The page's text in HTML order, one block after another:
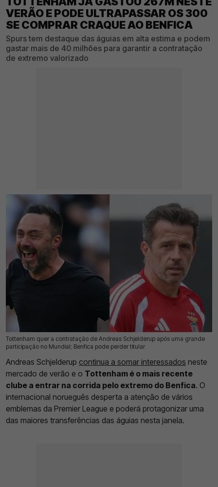
VERÃO E PODE ULTRAPASSAR OS 300
SE COMPRAR CRAQUE AO BENFICA
Spurs tem destaque das águias em alta estima e podem
gastar mais de 40 milhões para garantir a contratação
de extremo valorizado
Tottenham quer a contratação de Andreas Schjelderup após uma grande
participação no Mundial; Benfica pode perder titular
19 Jul 2026 | 13:17 | 0
Andreas Schjelderup continua a somar interessados neste
mercado de verão e o Tottenham é o mais recente
clube a entrar na corrida pelo extremo do Benfica. O
internacional norueguês desperta a atenção de vários
emblemas da Premier League e poderá protagonizar uma
das maiores transferências das águias nesta janela.